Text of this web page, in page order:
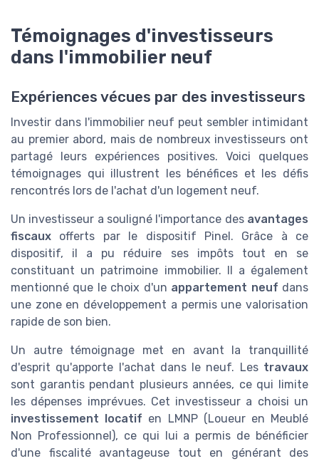
Témoignages d'investisseurs
dans l'immobilier neuf
Expériences vécues par des investisseurs
Investir dans l'immobilier neuf peut sembler intimidant
au premier abord, mais de nombreux investisseurs ont
partagé leurs expériences positives. Voici quelques
témoignages qui illustrent les bénéfices et les défis
rencontrés lors de l'achat d'un logement neuf.
Un investisseur a souligné l'importance des avantages
fiscaux offerts par le dispositif Pinel. Grâce à ce
dispositif, il a pu réduire ses impôts tout en se
constituant un patrimoine immobilier. Il a également
mentionné que le choix d'un appartement neuf dans
une zone en développement a permis une valorisation
rapide de son bien.
Un autre témoignage met en avant la tranquillité
d'esprit qu'apporte l'achat dans le neuf. Les travaux
sont garantis pendant plusieurs années, ce qui limite
les dépenses imprévues. Cet investisseur a choisi un
investissement locatif en LMNP (Loueur en Meublé
Non Professionnel), ce qui lui a permis de bénéficier
d'une fiscalité avantageuse tout en générant des